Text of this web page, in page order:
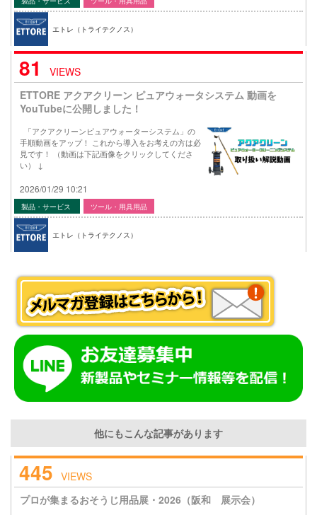
エトレ（トライテクノス）
81
VIEWS
ETTORE アクアクリーン ピュアウォータシステム 動画を
YouTubeに公開しました！
「アクアクリーンピュアウォーターシステム」の
手順動画をアップ！ これから導入をお考えの方は必
見です！ （動画は下記画像をクリックしてくださ
い） ↓
2026/01/29 10:21
製品・サービス ツール・用具用品
エトレ（トライテクノス）
他にもこんな記事があります
445 VIEWS
プロが集まるおそうじ用品展・2026（阪和 展示会）